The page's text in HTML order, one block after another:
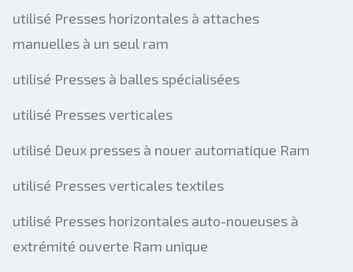
utilisé Presses horizontales à attaches
manuelles à un seul ram
utilisé Presses à balles spécialisées
utilisé Presses verticales
utilisé Deux presses à nouer automatique Ram
utilisé Presses verticales textiles
utilisé Presses horizontales auto-noueuses à
extrémité ouverte Ram unique